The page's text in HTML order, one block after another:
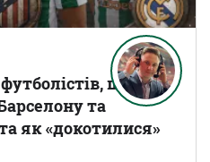
що
та
як «докотилися»